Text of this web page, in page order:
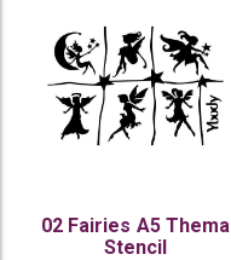
02 Fairies A5 Thema
Stencil